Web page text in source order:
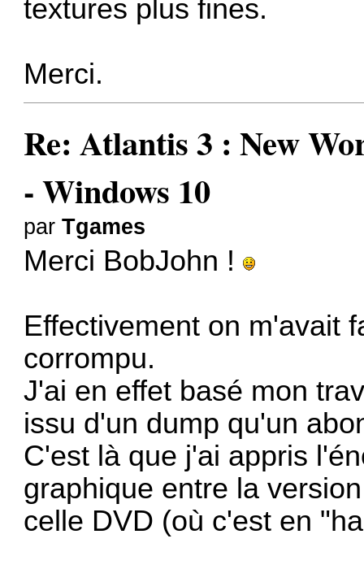
textures plus fines.
Merci.
Re: Atlantis 3 : New
- Windows 10
parTgames
Merci BobJohn !
Effectivement on m'avait
corrompu.
J'ai en effet basé mon
issu d'un dump qu'un
C'est là que j'ai appris
graphique entre la
celle DVD (où c'est en